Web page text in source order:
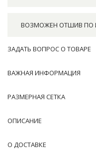
ВОЗМОЖЕН ОТШИВ ПО
ЗАДАТЬ ВОПРОС О ТОВАРЕ
ВАЖНАЯ ИНФОРМАЦИЯ
РАЗМЕРНАЯ СЕТКА
ОПИСАНИЕ
О ДОСТАВКЕ